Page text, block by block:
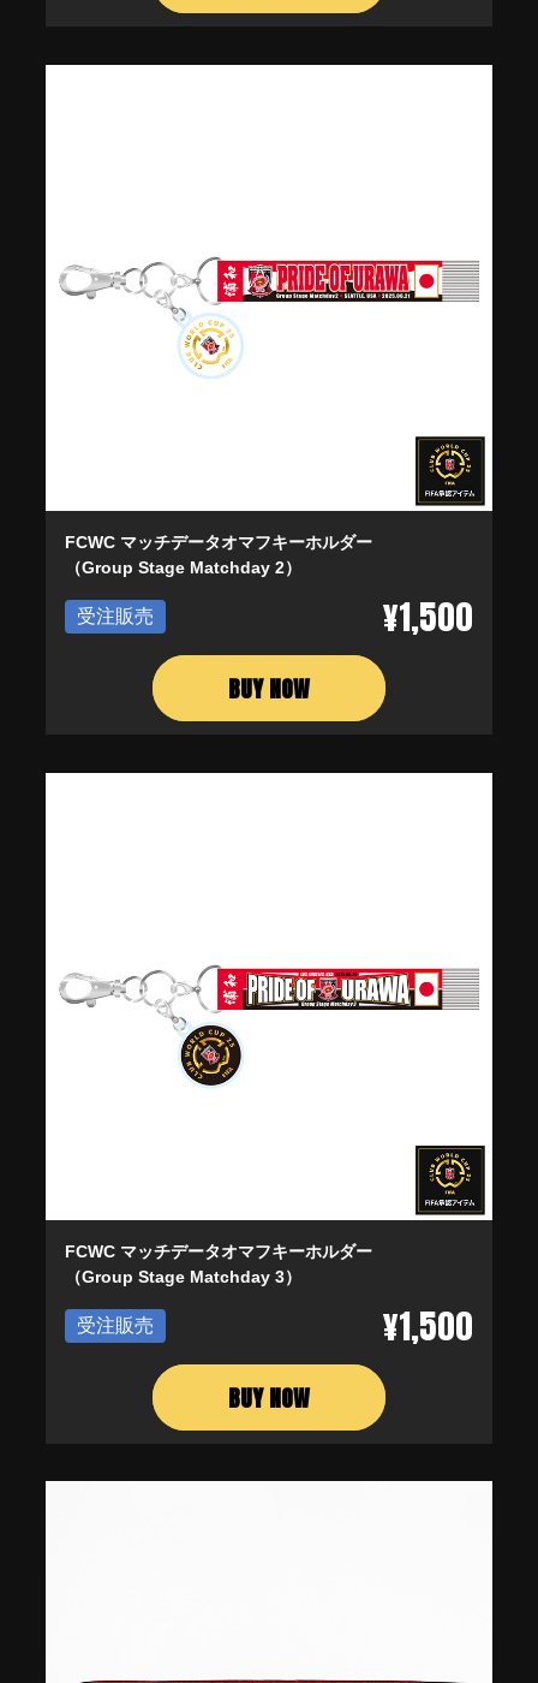
FCWC マッチデータオマフキーホルダー
（Group Stage Matchday 2）
受注販売 ¥1,500
BUY NOW
FCWC マッチデータオマフキーホルダー
（Group Stage Matchday 3）
受注販売 ¥1,500
BUY NOW